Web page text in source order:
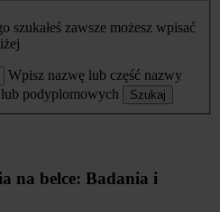
szukałeś zawsze możesz wpisać
Wpisz nazwę lub część nazwy
podyplomowych
Szukaj
na belce: Badania i